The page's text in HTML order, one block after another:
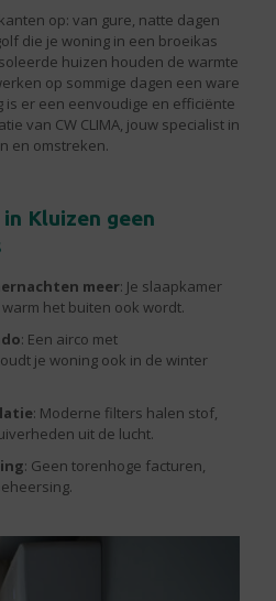
op: van gure, natte dagen
die je woning in een broeikas
huizen houden de warmte
op sommige dagen een ware
is er een eenvoudige en efficiënte
van CW CLIMA, jouw specialist in
en omstreken.
Kluizen geen
meer: Je slaapkamer
het buiten ook wordt.
: Een airco met
je woning ook in de winter
: Moderne filters halen stof,
uit de lucht.
: Geen torenhoge facturen,